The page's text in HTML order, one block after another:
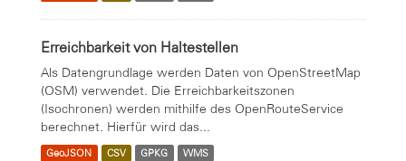
Erreichbarkeit von Haltestellen
Als Datengrundlage werden Daten von OpenStreetMap
(OSM) verwendet. Die Erreichbarkeitszonen
(Isochronen) werden mithilfe des OpenRouteService
berechnet. Hierfür wird das...
GeoJSON CSV GPKG WMS